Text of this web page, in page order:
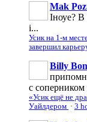
Mak
Іноуе?
і...
Усик на 1-м
завершил
Billy
с соперником
«Усик ещё не
Уайлдером · 3